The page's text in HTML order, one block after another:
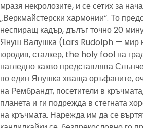
мразя некролозите, и се сетих за
„Веркмайстерски хармонии“. То
неспиращ кадър, дълъг точно 20
Януш Валушка (Lars Rudolph — мир
юродив, сталкер, the holy fool на
нагледно какво представлява
по един Янушка хваща оръфаните,
на Рембрандт, посетители в
планета и ги подрежда в стегната
на кръчмата. Нарежда им да се